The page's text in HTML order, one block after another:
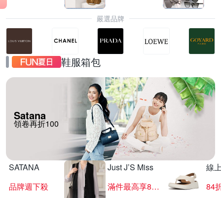
嚴選品牌
鞋服箱包
Satana
領卷再折100
SATANA
品牌週下殺
Just J’S Miss
滿件最高享85折
線
84